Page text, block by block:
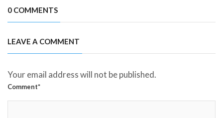
0 COMMENTS
LEAVE A COMMENT
Your email address will not be published.
Comment*